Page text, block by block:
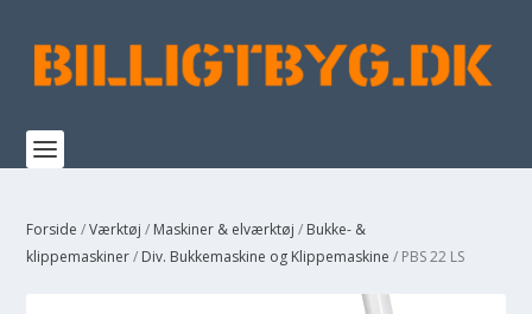
Forside /Værktøj / Maskiner & elværktøj / Bukke- &
klippemaskiner/ Div. Bukkemaskine og Klippemaskine / PBS 22 LS